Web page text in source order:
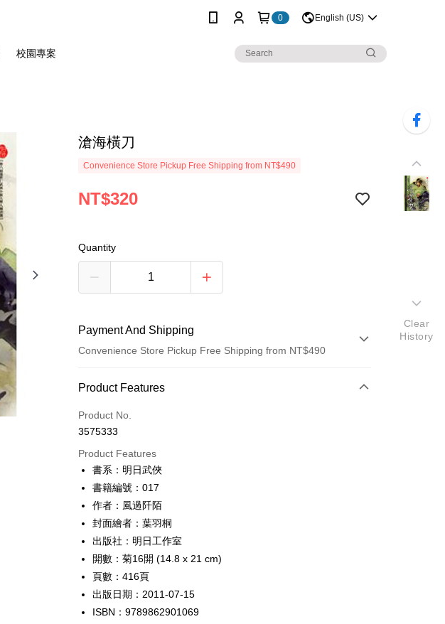
0 English (US)
校園專案
滄海橫刀
Convenience Store Pickup Free Shipping from NT$490
NT$320
Quantity
Payment And Shipping
Convenience Store Pickup Free Shipping from NT$490
Payment Method
Credit Card (Full Payment)
Credit Card Installments
0% for 3 months
Taiwan Cooperative Bank
The Shanghai Commercial &
Savings Bank
Cathay United Bank
Taiwan Business Bank
Union Bank of Taiwan
Yuanta Commercial Bank
0% for 6 months
Taiwan Cooperative Bank
Hua Nan Commercial Bank
Savings Bank
Cathay United Bank
Taiwan Business Bank
HSBC Bank (Taiwan) Limited
0% for 12 months
Taiwan Cooperative Bank
Hua Nan Commercial Bank
The Shanghai Commercial &
Cathay United Bank
Taiwan Business Bank
0% for 24 months
Taiwan Cooperative Bank
Hua Nan Commercial Bank
The Shanghai Commercial &
Savings Bank
Bank
Convenience Store Pickup and Pay
LINE Pay
Apple Pay
Product Features
Product No.
3575333
Product Features
書系：明日武俠
書籍編號：017
作者：風過阡陌
封面繪者：葉羽桐
出版社：明日工作室
開數：菊16開 (14.8 x 21 cm)
頁數：416頁
出版日期：2011-07-15
ISBN：9789862901069
Clear
History